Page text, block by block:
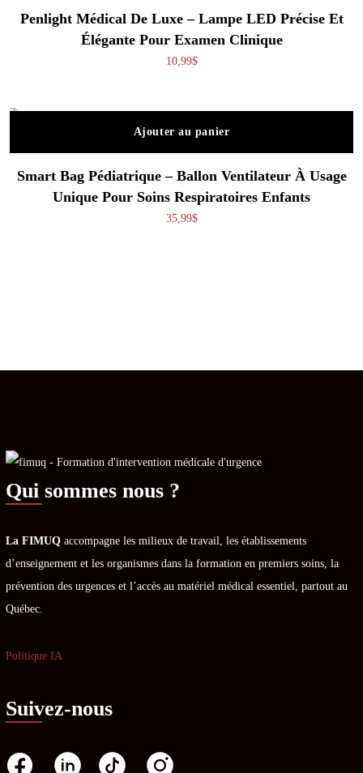
Penlight Médical De Luxe – Lampe LED Précise Et
Élégante Pour Examen Clinique
10,99$
Ajouter au panier
Smart Bag Pédiatrique – Ballon Ventilateur À Usage
Unique Pour Soins Respiratoires Enfants
35,99$
Qui sommes nous ?
La FIMUQ accompagne les milieux de travail, les établissements
d’enseignement et les organismes dans la formation en premiers soins, la
prévention des urgences et l’accès au matériel médical essentiel, partout au
Québec.
Politique IA
Suivez-nous